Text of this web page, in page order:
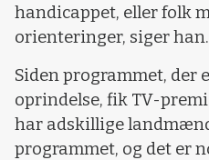
handicappet, eller folk
orienteringer, siger han.
Siden programmet, der
oprindelse, fik TV-
har adskillige
programmet, og det er